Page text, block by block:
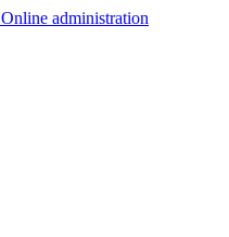
Online administration